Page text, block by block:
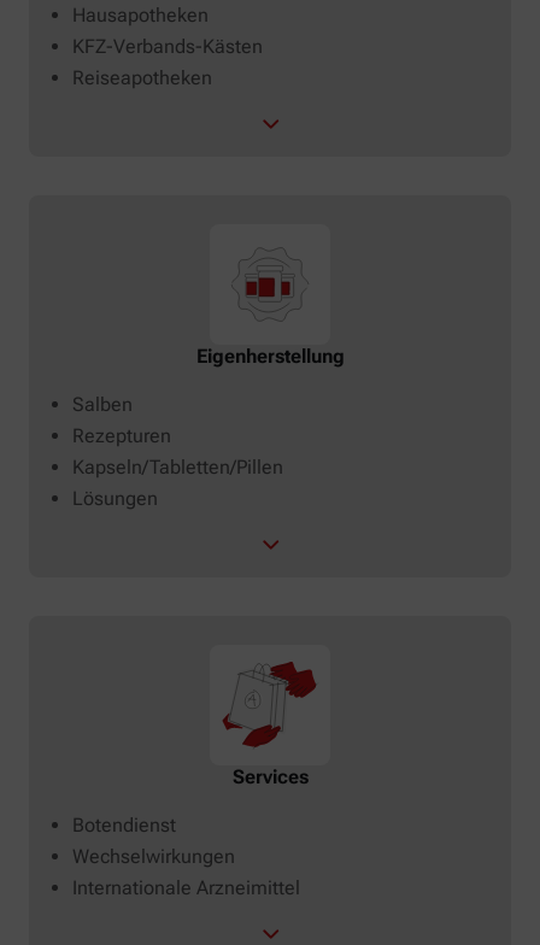
Hausapotheken
KFZ-Verbands-Kästen
Reiseapotheken
Eigenherstellung
Salben
Rezepturen
Kapseln/Tabletten/Pillen
Lösungen
Services
Botendienst
Wechselwirkungen
Internationale Arzneimittel